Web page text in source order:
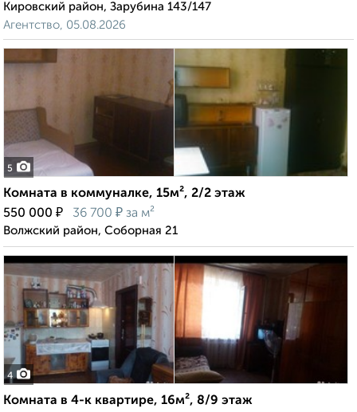
Кировский район, Зарубина 143/147
Агентство, 05.08.2026
5
Комната в коммуналке, 15м², 2/2 этаж
550 000 ₽ 36 700 ₽ за м²
Волжский район, Соборная 21
4
Комната в 4-к квартире, 16м², 8/9 этаж